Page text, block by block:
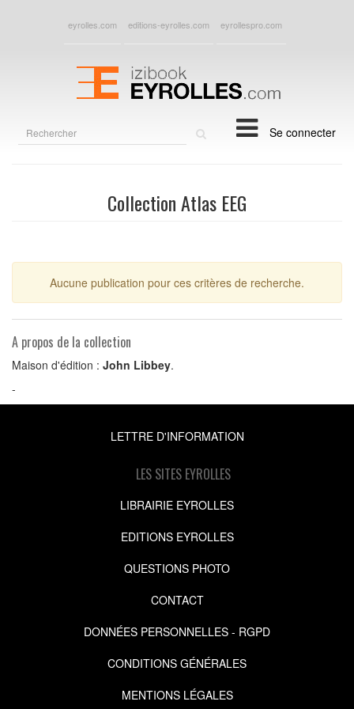
eyrolles.com editions-eyrolles.com eyrollespro.com
Se connecter
Collection Atlas EEG
Aucune publication pour ces critères de recherche.
A propos de la collection
Maison d'édition : John Libbey.
-
LETTRE D'INFORMATION
LES SITES EYROLLES
LIBRAIRIE EYROLLES
EDITIONS EYROLLES
QUESTIONS PHOTO
CONTACT
DONNÉES PERSONNELLES - RGPD
CONDITIONS GÉNÉRALES
MENTIONS LÉGALES